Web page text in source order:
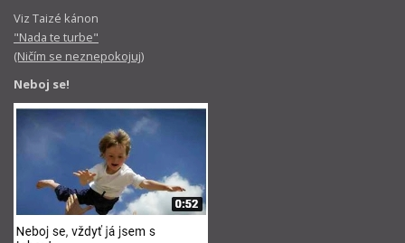
Viz Taizé kánon
"Nada te turbe"
(Ničím se neznepokojuj)
Neboj se!